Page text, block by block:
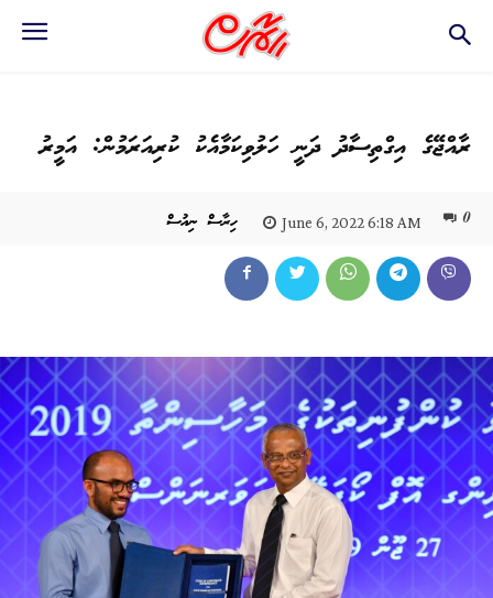
ރާއްޖޭގެ އިގްތިސާދު ދަނީ ހަލުވިކަމާއެކު ކުރިއަރަމުން: އަމީރު
ހިރާސް ނިއުސް June 6, 2022 6:18 AM 0